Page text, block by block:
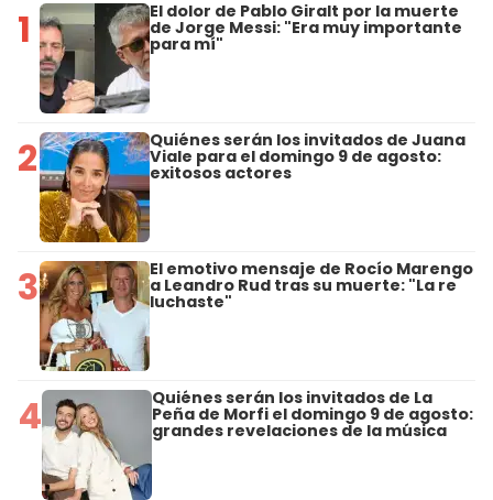
1 El dolor de Pablo Giralt por la muerte
de Jorge Messi: "Era muy importante
para mí"
2 Quiénes serán los invitados de Juana
Viale para el domingo 9 de agosto:
exitosos actores
3 El emotivo mensaje de Rocío Marengo
a Leandro Rud tras su muerte: "La re
luchaste"
4 Quiénes serán los invitados de La
Peña de Morfi el domingo 9 de agosto:
grandes revelaciones de la música